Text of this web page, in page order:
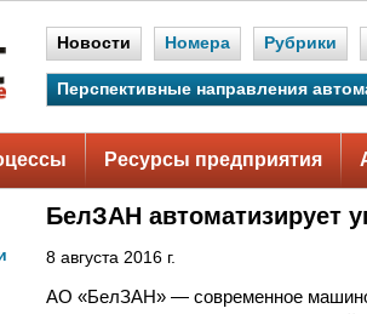
Новости Номера Рубрики
Перспективные направления
Ресурсы предприятия
БелЗАН автоматизирует
8 августа 2016 г.
АО «БелЗАН» — современное